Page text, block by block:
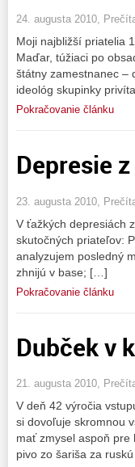
24. augusta 2010,
Moji najbližší priatelia
Maďar, túžiaci po
štátny zamestnanec –
ideológ skupinky
Pokračovanie článku
Depresie
23. augusta 2010,
V ťažkých depresiách
skutočných priateľov:
analyzujem posledný
zhnijú v base; […]
Pokračovanie článku
Dubček v
21. augusta 2010,
V deň 42 výročia
si dovoľuje skromnou
mať zmysel aspoň pre
pivo zo šariša za